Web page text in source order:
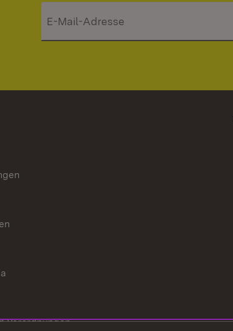
Verordnungen